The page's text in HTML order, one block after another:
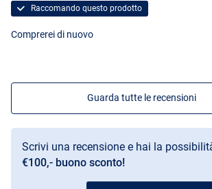
Raccomando questo prodotto
Comprerei di nuovo
Guarda tutte le recensioni
Scrivi una recensione e hai la
€100,- buono sconto!